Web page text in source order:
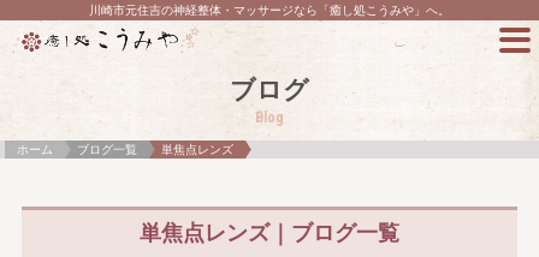
川崎市元住吉の神経整体・マッサージなら「癒し処こうみや」へ。
ブログ
Blog
ホーム ブログ一覧 単焦点レンズ
単焦点レンズ｜ブログ一覧